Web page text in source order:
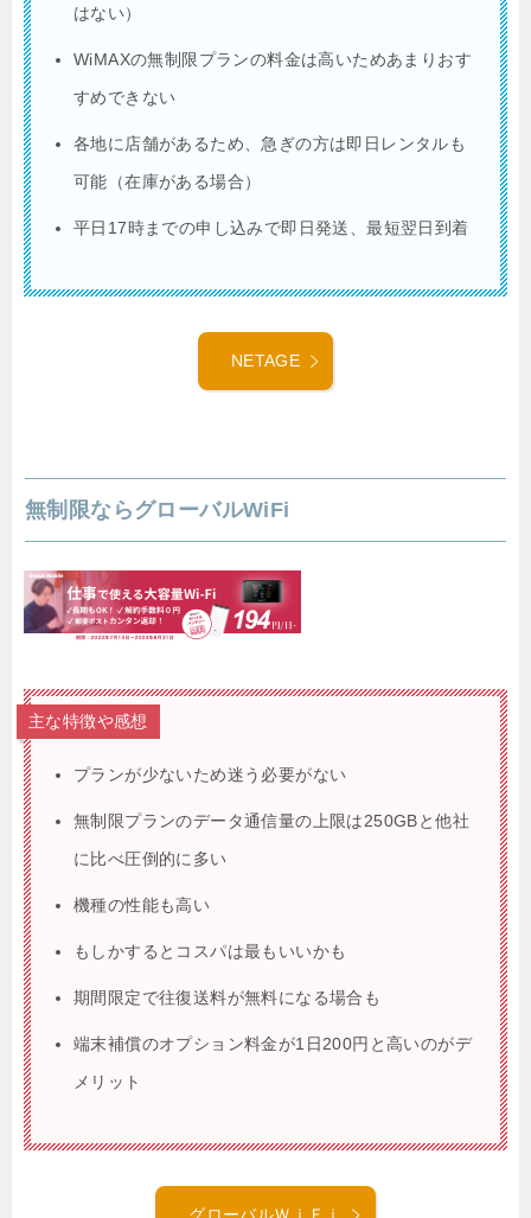
はない）
WiMAXの無制限プランの料金は高いためあまりおす
すめできない
各地に店舗があるため、急ぎの方は即日レンタルも
可能（在庫がある場合）
平日17時までの申し込みで即日発送、最短翌日到着
NETAGE
無制限ならグローバルWiFi
主な特徴や感想
プランが少ないため迷う必要がない
無制限プランのデータ通信量の上限は250GBと他社
に比べ圧倒的に多い
機種の性能も高い
もしかするとコスパは最もいいかも
期間限定で往復送料が無料になる場合も
端末補償のオプション料金が1日200円と高いのがデ
メリット